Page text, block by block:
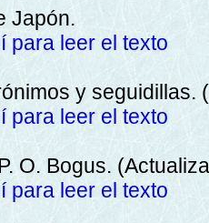
Japón.
para leer el texto
y seguidillas.
para leer el texto
O. Bogus.
para leer el texto